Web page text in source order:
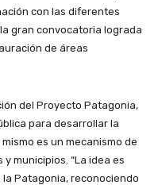
con las diferentes
gran convocatoria lograda
de áreas
del Proyecto Patagonia,
para desarrollar la
es un mecanismo de
municipios. “La idea es
Patagonia, reconociendo